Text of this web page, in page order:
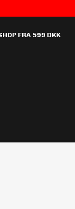
FRA 599 DKK